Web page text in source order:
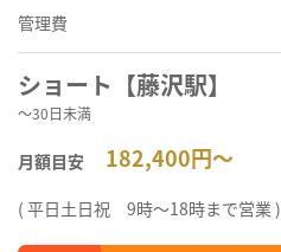
管理費
ショート【藤沢駅】
～30日未満
月額目安 182,400円～
( 平日土日祝 9時～18時まで営業 )